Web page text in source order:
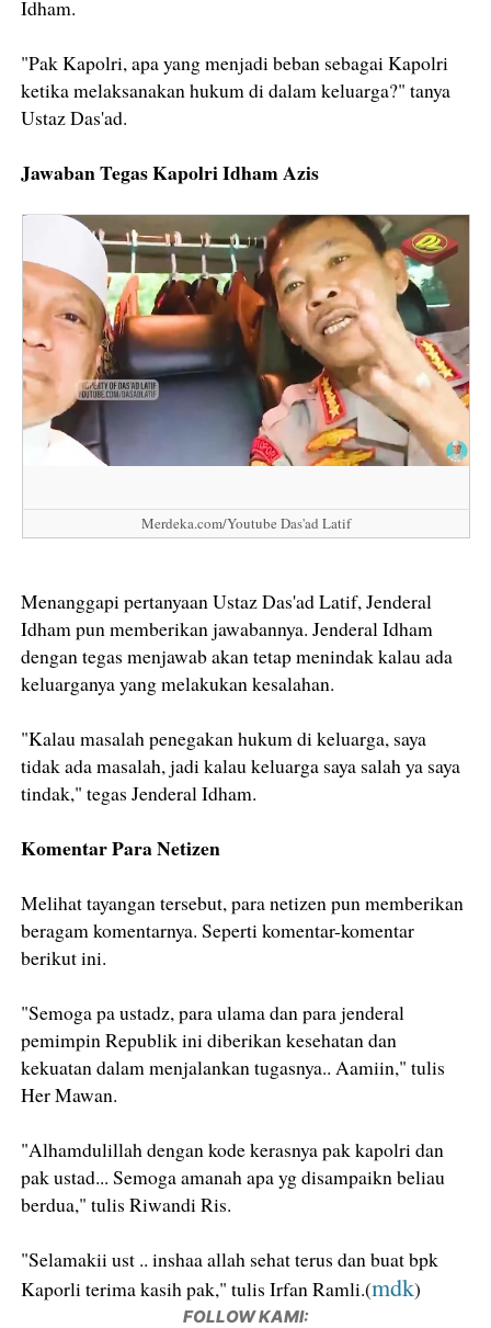
Idham.
"Pak Kapolri, apa yang menjadi beban sebagai Kapolri
ketika melaksanakan hukum di dalam keluarga?" tanya
Ustaz Das'ad.
Jawaban Tegas Kapolri Idham Azis
Merdeka.com/Youtube Das'ad Latif
Menanggapi pertanyaan Ustaz Das'ad Latif, Jenderal
Idham pun memberikan jawabannya. Jenderal Idham
dengan tegas menjawab akan tetap menindak kalau ada
keluarganya yang melakukan kesalahan.
"Kalau masalah penegakan hukum di keluarga, saya
tidak ada masalah, jadi kalau keluarga saya salah ya saya
tindak," tegas Jenderal Idham.
Komentar Para Netizen
Melihat tayangan tersebut, para netizen pun memberikan
beragam komentarnya. Seperti komentar-komentar
berikut ini.
"Semoga pa ustadz, para ulama dan para jenderal
pemimpin Republik ini diberikan kesehatan dan
kekuatan dalam menjalankan tugasnya.. Aamiin," tulis
Her Mawan.
"Alhamdulillah dengan kode kerasnya pak kapolri dan
pak ustad... Semoga amanah apa yg disampaikn beliau
berdua," tulis Riwandi Ris.
"Selamakii ust .. inshaa allah sehat terus dan buat bpk
Kaporli terima kasih pak," tulis Irfan Ramli.(mdk)
FOLLOW KAMI: